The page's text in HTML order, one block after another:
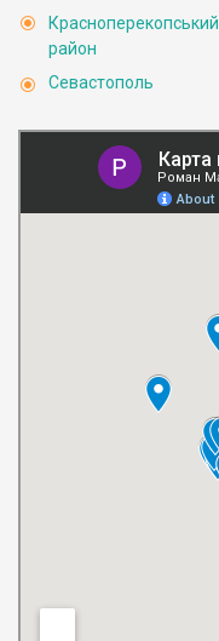
Красноперекопський
район
Севастополь